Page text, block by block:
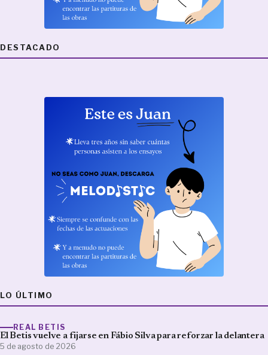
DESTACADO
LO ÚLTIMO
REAL BETIS
El Betis vuelve a fijarse en Fábio Silva para reforzar la delantera
5 de agosto de 2026